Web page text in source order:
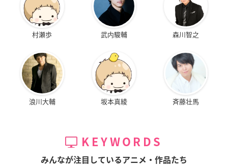
村瀬歩 武内駿輔 森川智之
浪川大輔 坂本真綾 斉藤壮馬
KEYWORDS
みんなが注目しているアニメ・作品たち